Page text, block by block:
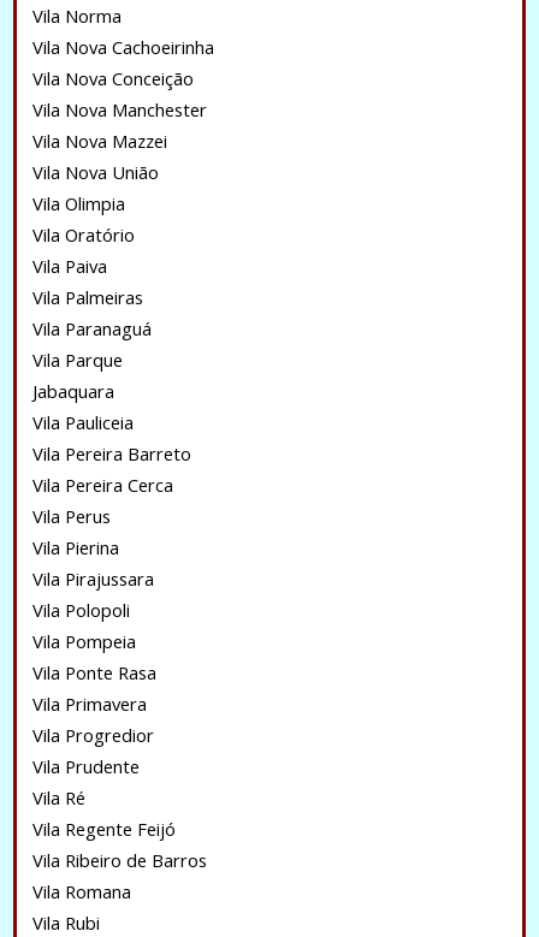
Vila Norma
Vila Nova Cachoeirinha
Vila Nova Conceição
Vila Nova Manchester
Vila Nova Mazzei
Vila Nova União
Vila Olimpia
Vila Oratório
Vila Paiva
Vila Palmeiras
Vila Paranaguá
Vila Parque
Jabaquara
Vila Pauliceia
Vila Pereira Barreto
Vila Pereira Cerca
Vila Perus
Vila Pierina
Vila Pirajussara
Vila Polopoli
Vila Pompeia
Vila Ponte Rasa
Vila Primavera
Vila Progredior
Vila Prudente
Vila Ré
Vila Regente Feijó
Vila Ribeiro de Barros
Vila Romana
Vila Rubi